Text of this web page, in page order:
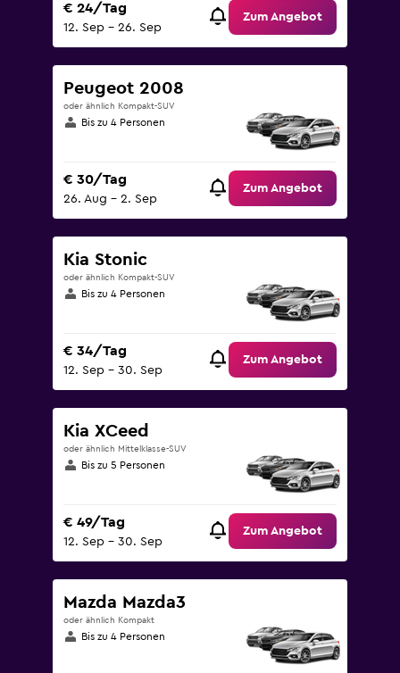
€ 24/Tag
12. Sep – 26. Sep
Zum Angebot
Peugeot 2008
oder ähnlich Kompakt-SUV
Bis zu 4 Personen
€ 30/Tag
26. Aug – 2. Sep
Zum Angebot
Kia Stonic
oder ähnlich Kompakt-SUV
Bis zu 4 Personen
€ 34/Tag
12. Sep – 30. Sep
Zum Angebot
Kia XCeed
oder ähnlich Mittelklasse-SUV
Bis zu 5 Personen
€ 49/Tag
12. Sep – 30. Sep
Zum Angebot
Mazda Mazda3
oder ähnlich Kompakt
Bis zu 4 Personen